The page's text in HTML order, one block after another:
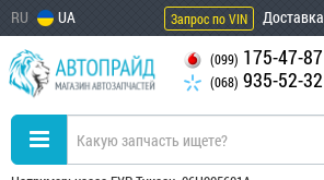
RU UA Запрос по VIN Доставка
(099) 175-47-87
(068) 935-52-32